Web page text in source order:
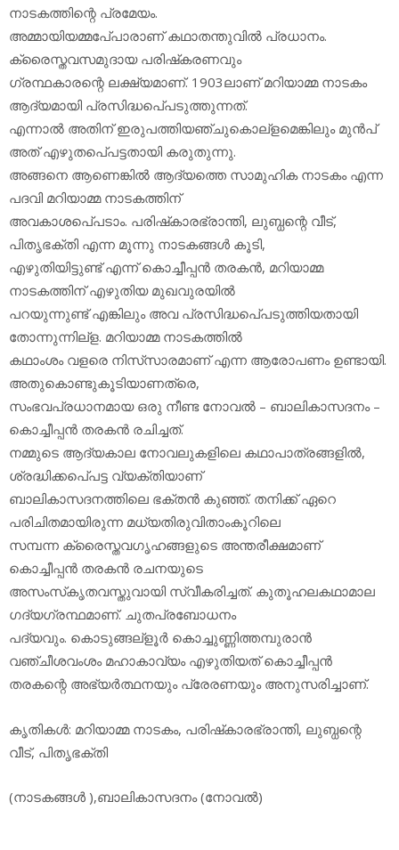
നാടകത്തിന്റെ പ്രമേയം.
അമ്മായിയമ്മപേ്പാരാണ് കഥാതന്തുവില്‍ പ്രധാനം.
ക്രൈസ്തവസമുദായ പരിഷ്‌കരണവും
ഗ്രന്ഥകാരന്റെ ലക്ഷ്യമാണ്. 1903ലാണ് മറിയാമ്മ നാടകം
ആദ്യമായി പ്രസിദ്ധപെ്പടുത്തുന്നത്.
എന്നാല്‍ അതിന് ഇരുപത്തിയഞ്ചുകൊല്‌ളമെങ്കിലും മുന്‍പ്
അത് എഴുതപെ്പട്ടതായി കരുതുന്നു.
അങ്ങനെ ആണെങ്കില്‍ ആദ്യത്തെ സാമുഹിക നാടകം എന്ന
പദവി മറിയാമ്മ നാടകത്തിന്
അവകാശപെ്പടാം. പരിഷ്‌കാരഭ്രാന്തി, ലുബ്ധന്റെ വീട്,
പിതൃഭക്തി എന്ന മൂന്നു നാടകങ്ങള്‍ കൂടി,
എഴുതിയിട്ടുണ്ട് എന്ന് കൊച്ചീപ്പന്‍ തരകന്‍, മറിയാമ്മ
നാടകത്തിന് എഴുതിയ മുഖവുരയില്‍
പറയുന്നുണ്ട് എങ്കിലും അവ പ്രസിദ്ധപെ്പടുത്തിയതായി
തോന്നുന്നില്‌ള. മറിയാമ്മ നാടകത്തില്‍
കഥാംശം വളരെ നിസ്‌സാരമാണ് എന്ന ആരോപണം ഉണ്ടായി.
അതുകൊണ്ടുകൂടിയാണത്രെ,
സംഭവപ്രധാനമായ ഒരു നീണ്ട നോവല്‍ – ബാലികാസദനം –
കൊച്ചീപ്പന്‍ തരകന്‍ രചിച്ചത്.
നമ്മുടെ ആദ്യകാല നോവലുകളിലെ കഥാപാത്രങ്ങളില്‍,
ശ്രദ്ധിക്കപെ്പട്ട വ്യക്തിയാണ്
ബാലികാസദനത്തിലെ ഭക്തന്‍ കുഞ്ഞ്. തനിക്ക് ഏറെ
പരിചിതമായിരുന്ന മധ്യതിരുവിതാംകൂറിലെ
സമ്പന്ന ക്രൈസ്തവഗൃഹങ്ങളുടെ അന്തരീക്ഷമാണ്
കൊച്ചീപ്പന്‍ തരകന്‍ രചനയുടെ
അസംസ്‌കൃതവസ്തുവായി സ്വീകരിച്ചത്. കുതൂഹലകഥാമാല
ഗദ്യഗ്രന്ഥമാണ്. ചുതപ്രബോധനം
പദ്യവും. കൊടുങ്ങല്‌ളൂര്‍ കൊച്ചുണ്ണിത്തമ്പുരാന്‍
വഞ്ചീശവംശം മഹാകാവ്യം എഴുതിയത് കൊച്ചീപ്പന്‍
തരകന്റെ അഭ്യര്‍ത്ഥനയും പ്രേരണയും അനുസരിച്ചാണ്.
കൃതികള്‍: മറിയാമ്മ നാടകം, പരിഷ്‌കാരഭ്രാന്തി, ലുബ്ധന്റെ
വീട്, പിതൃഭക്തി
(നാടകങ്ങള്‍ ),ബാലികാസദനം (നോവല്‍)